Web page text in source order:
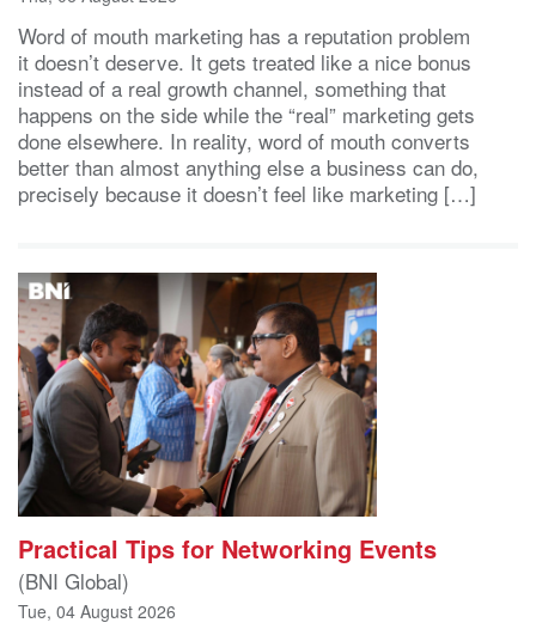
Word of mouth marketing has a reputation problem
it doesn’t deserve. It gets treated like a nice bonus
instead of a real growth channel, something that
happens on the side while the “real” marketing gets
done elsewhere. In reality, word of mouth converts
better than almost anything else a business can do,
precisely because it doesn’t feel like marketing […]
Practical Tips for Networking Events
(BNI Global)
Tue, 04 August 2026